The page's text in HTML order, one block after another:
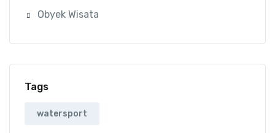
Obyek Wisata
Tags
watersport